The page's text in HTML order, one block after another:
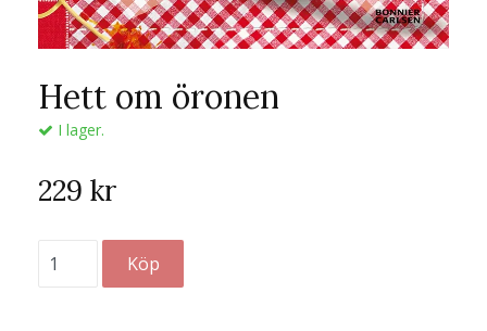
Hett om öronen
I lager.
229 kr